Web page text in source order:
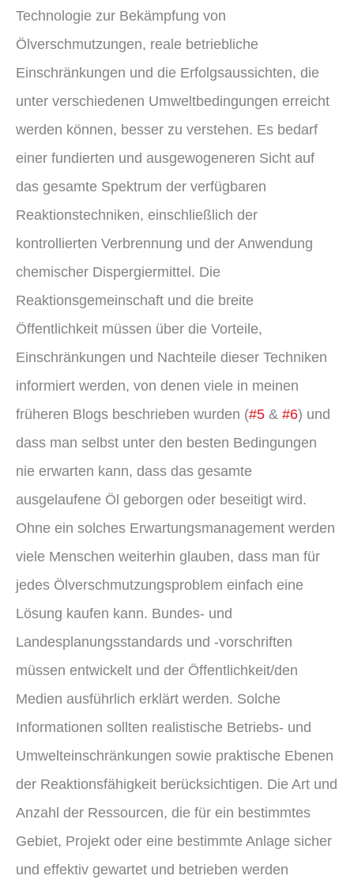
Technologie zur Bekämpfung von
Ölverschmutzungen, reale betriebliche
Einschränkungen und die Erfolgsaussichten, die
unter verschiedenen Umweltbedingungen erreicht
werden können, besser zu verstehen. Es bedarf
einer fundierten und ausgewogeneren Sicht auf
das gesamte Spektrum der verfügbaren
Reaktionstechniken, einschließlich der
kontrollierten Verbrennung und der Anwendung
chemischer Dispergiermittel. Die
Reaktionsgemeinschaft und die breite
Öffentlichkeit müssen über die Vorteile,
Einschränkungen und Nachteile dieser Techniken
informiert werden, von denen viele in meinen
früheren Blogs beschrieben wurden (#5 & #6) und
dass man selbst unter den besten Bedingungen
nie erwarten kann, dass das gesamte
ausgelaufene Öl geborgen oder beseitigt wird.
Ohne ein solches Erwartungsmanagement werden
viele Menschen weiterhin glauben, dass man für
jedes Ölverschmutzungsproblem einfach eine
Lösung kaufen kann. Bundes- und
Landesplanungsstandards und -vorschriften
müssen entwickelt und der Öffentlichkeit/den
Medien ausführlich erklärt werden. Solche
Informationen sollten realistische Betriebs- und
Umwelteinschränkungen sowie praktische Ebenen
der Reaktionsfähigkeit berücksichtigen. Die Art und
Anzahl der Ressourcen, die für ein bestimmtes
Gebiet, Projekt oder eine bestimmte Anlage sicher
und effektiv gewartet und betrieben werden